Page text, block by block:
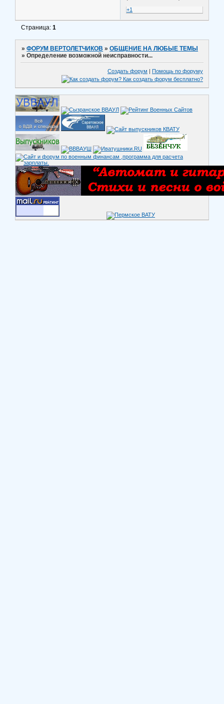
+1
Страница:1
»ФОРУМ ВЕРТОЛЕТЧИКОВ »ОБЩЕНИЕ НА ЛЮБЫЕ ТЕМЫ
»Определение возможной неисправности...
Создать форум | Помощь по форуму